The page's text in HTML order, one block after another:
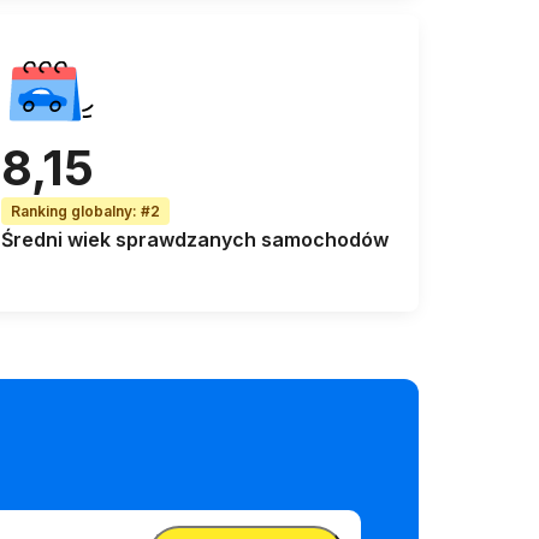
8,15
Ranking globalny:#2
Średni wiek sprawdzanych samochodów